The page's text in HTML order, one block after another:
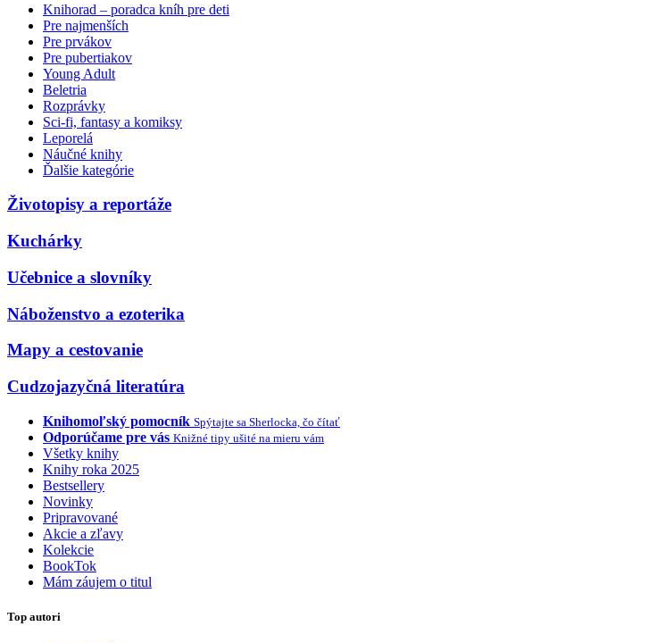
Knihorad – poradca kníh pre deti
Pre najmenších
Pre prvákov
Pre pubertiakov
Young Adult
Beletria
Rozprávky
Sci-fi, fantasy a komiksy
Leporelá
Náučné knihy
Ďalšie kategórie
Životopisy a reportáže
Kuchárky
Učebnice a slovníky
Náboženstvo a ezoterika
Mapy a cestovanie
Cudzojazyčná literatúra
Knihomoľský pomocník Spýtajte sa Sherlocka, čo čítať
Odporúčame pre vás Knižné tipy ušité na mieru vám
Všetky knihy
Knihy roka 2025
Bestsellery
Novinky
Pripravované
Akcie a zľavy
Kolekcie
BookTok
Mám záujem o titul
Top autori